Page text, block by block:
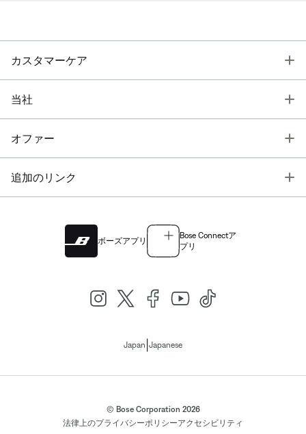
カスタマーケア
当社
オファー
追加のリンク
ボーズアプリ
Bose Connectア
プリ
Japan Japanese
© Bose Corporation 2026
法律上のプライバシーポリシーアクセシビリティ